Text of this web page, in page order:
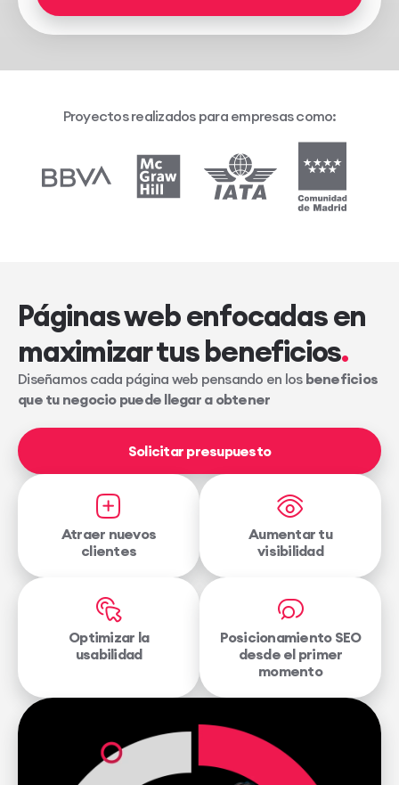
Proyectos realizados para empresas como:
Páginas web enfocadas en
maximizar tus beneficios
Diseñamos cada página web pensando en los beneficios
que tu negocio puede llegar a obtener
Solicitar presupuesto
Atraer nuevos
clientes
Aumentar tu
visibilidad
Optimizar la
usabilidad
Posicionamiento SEO
desde el primer
momento